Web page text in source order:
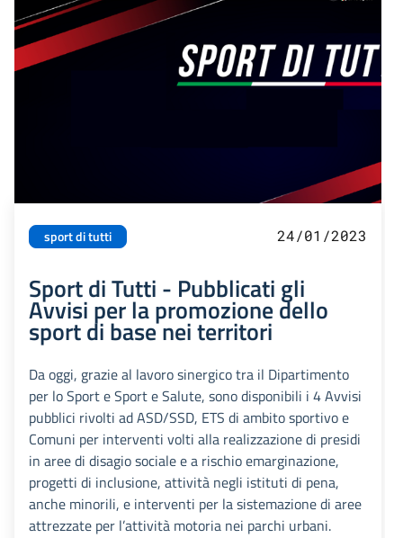
sport di tutti 24/01/2023
Sport di Tutti - Pubblicati gli
Avvisi per la promozione dello
sport di base nei territori
Da oggi, grazie al lavoro sinergico tra il Dipartimento
per lo Sport e Sport e Salute, sono disponibili i 4 Avvisi
pubblici rivolti ad ASD/SSD, ETS di ambito sportivo e
Comuni per interventi volti alla realizzazione di presidi
in aree di disagio sociale e a rischio emarginazione,
progetti di inclusione, attività negli istituti di pena,
anche minorili, e interventi per la sistemazione di aree
attrezzate per l’attività motoria nei parchi urbani.